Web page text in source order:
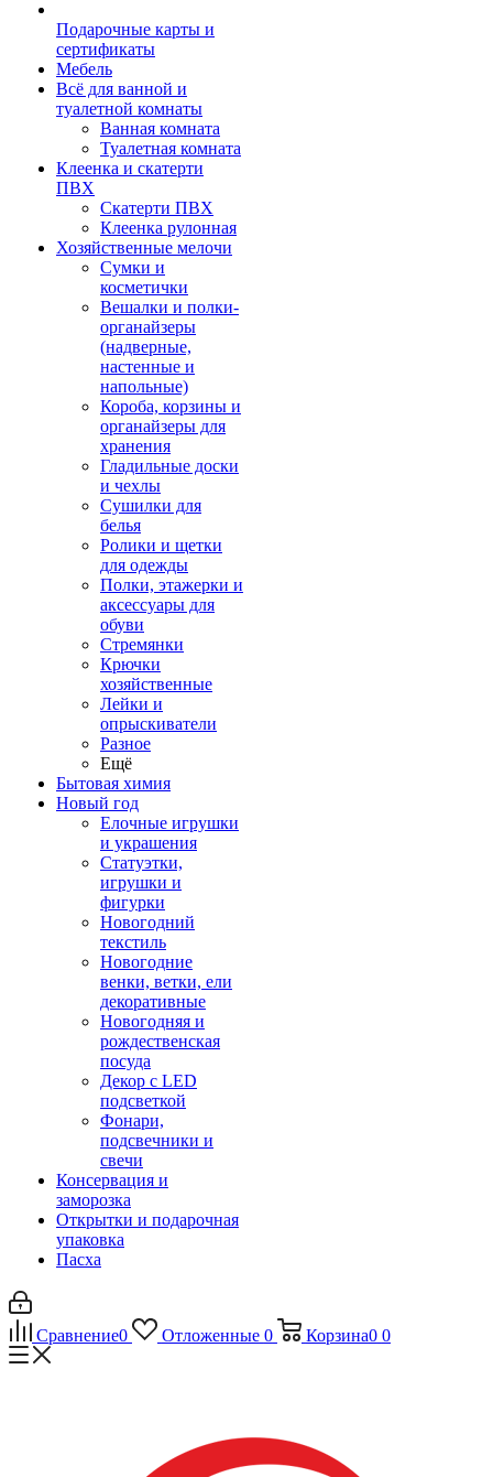
Подарочные карты и
сертификаты
Мебель
Всё для ванной и
туалетной комнаты
Ванная комната
Туалетная комната
Клеенка и скатерти
ПВХ
Скатерти ПВХ
Клеенка рулонная
Хозяйственные мелочи
Сумки и
косметички
Вешалки и полки-
органайзеры
(надверные,
настенные и
напольные)
Короба, корзины и
органайзеры для
хранения
Гладильные доски
и чехлы
Сушилки для
белья
Ролики и щетки
для одежды
Полки, этажерки и
аксессуары для
обуви
Стремянки
Крючки
хозяйственные
Лейки и
опрыскиватели
Разное
Ещё
Бытовая химия
Новый год
Елочные игрушки
и украшения
Статуэтки,
игрушки и
фигурки
Новогодний
текстиль
Новогодние
венки, ветки, ели
декоративные
Новогодняя и
рождественская
посуда
Декор с LED
подсветкой
Фонари,
подсвечники и
свечи
Консервация и
заморозка
Открытки и подарочная
упаковка
Пасха
Сравнение0 Отложенные 0 Корзина0 0